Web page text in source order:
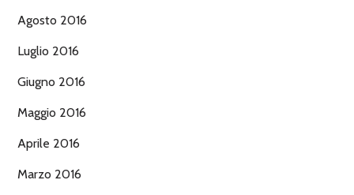
Agosto 2016
Luglio 2016
Giugno 2016
Maggio 2016
Aprile 2016
Marzo 2016